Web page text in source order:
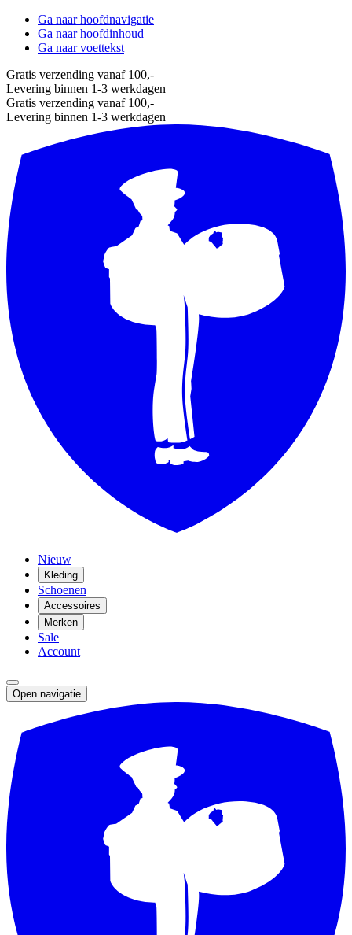
Ga naar hoofdnavigatie
Ga naar hoofdinhoud
Ga naar voettekst
Gratis verzending vanaf 100,-
Levering binnen 1-3 werkdagen
Gratis verzending vanaf 100,-
Levering binnen 1-3 werkdagen
Nieuw
Kleding
Schoenen
Accessoires
Merken
Sale
Account
Open navigatie